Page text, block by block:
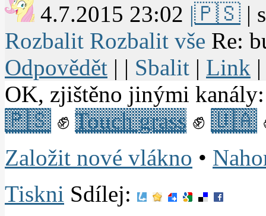
4.7.2015 23:02 |🇵🇸 |
Rozbalit Rozbalit vše Re:
Odpovědět | | Sbalit | Link
OK, zjištěno jinými
🇵🇸 ✊ Touch grass ✊ 🇺🇦
Založit nové vlákno •
Tiskni Sdílej: